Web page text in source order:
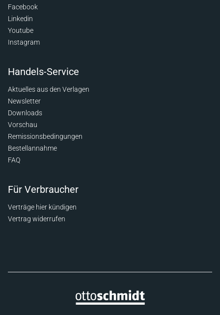
Facebook
Linkedin
Youtube
Instagram
Handels-Service
Aktuelles aus den Verlagen
Newsletter
Downloads
Vorschau
Remissionsbedingungen
Bestellannahme
FAQ
Für Verbraucher
Verträge hier kündigen
Vertrag widerrufen